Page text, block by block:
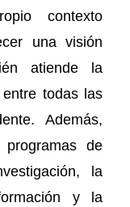
contexto
una visión
atiende la
todas las
Además,
de
la
y la